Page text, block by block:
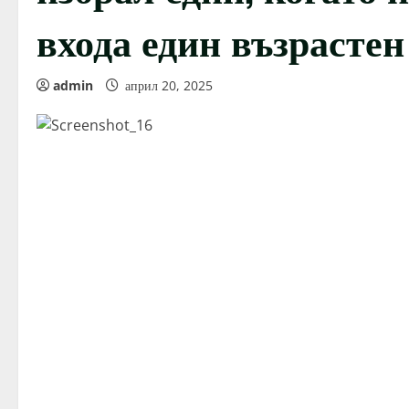
входа един
admin април 20, 2025